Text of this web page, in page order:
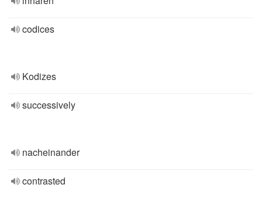
codices
Kodizes
successively
nacheinander
contrasted